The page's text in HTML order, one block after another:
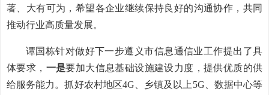
著、大有可为，希望各企业继续保持良好的沟通协作，共同
推动行业高质量发展。
谭国栋针对做好下一步遵义市信息通信业工作提出了具
体要求， 一是要加大信息基础设施建设力度，提供优质的供
给服务能力。抓好农村地区4G、乡镇及以上5G、数据中心等